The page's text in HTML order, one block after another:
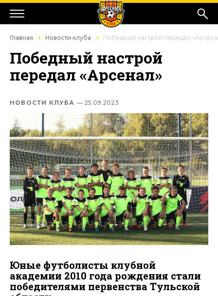
Главная Новости клуба Победный настрой передал
Победный настрой
передал «Арсенал»
НОВОСТИ КЛУБА — 25.09.2023
Юные футболисты клубной
академии 2010 года рождения стали
победителями первенства Тульской